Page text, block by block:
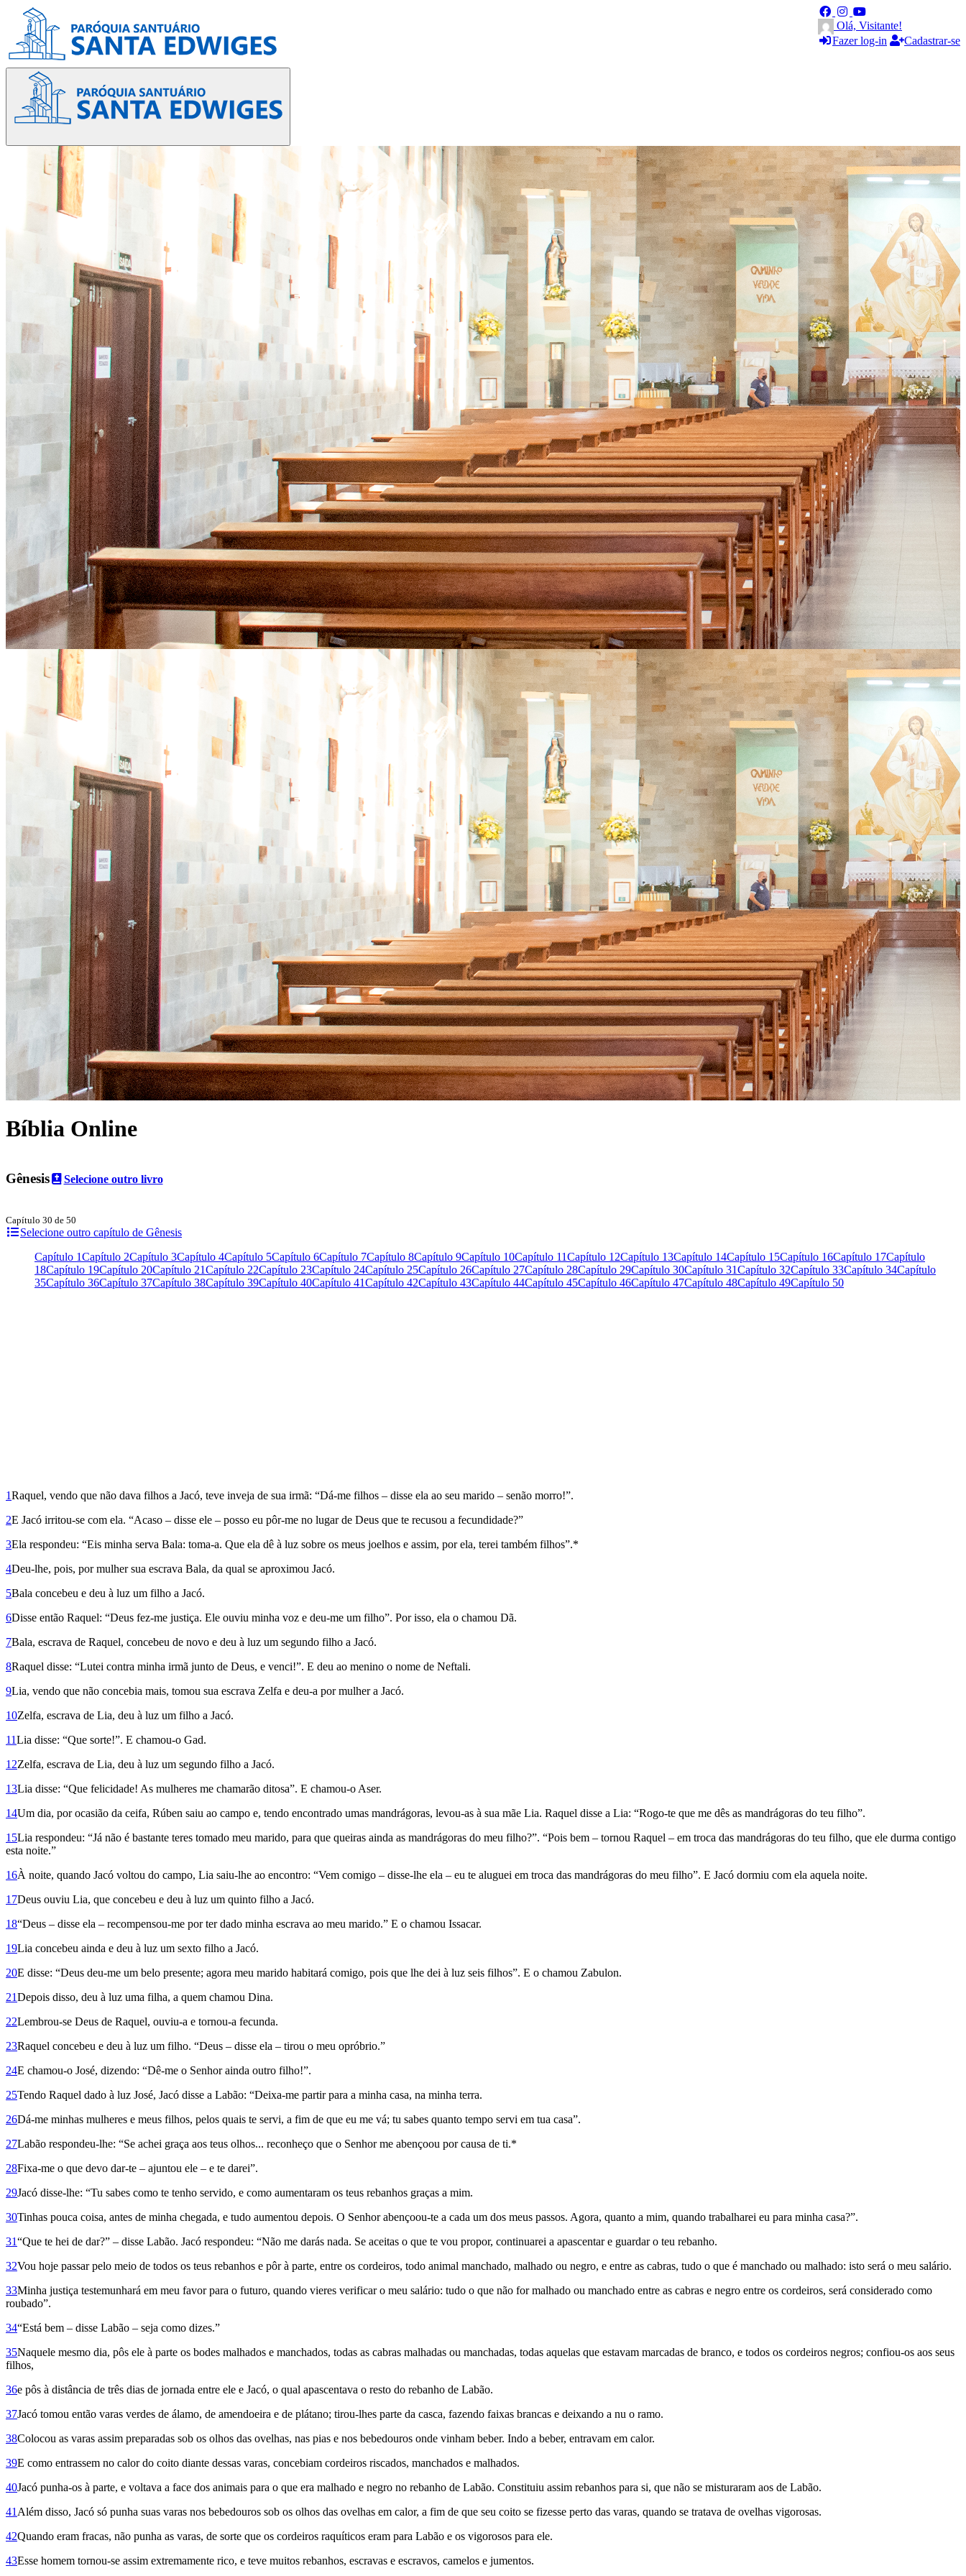
Olá, Visitante!
Fazer log-in
Cadastrar-se
Bíblia Online
Gênesis Selecione outro livro
Capítulo 30 de 50
Selecione outro capítulo de Gênesis
Capítulo 1Capítulo 2Capítulo 3Capítulo 4Capítulo 5Capítulo 6Capítulo 7Capítulo 8Capítulo 9Capítulo 10Capítulo 11Capítulo 12Capítulo 13Capítulo 14Capítulo 15Capítulo 16Capítulo 17Capítulo
18Capítulo 19Capítulo 20Capítulo 21Capítulo 22Capítulo 23Capítulo 24Capítulo 25Capítulo 26Capítulo 27Capítulo 28Capítulo 29Capítulo 30Capítulo 31Capítulo 32Capítulo 33Capítulo 34Capítulo
35Capítulo 36Capítulo 37Capítulo 38Capítulo 39Capítulo 40Capítulo 41Capítulo 42Capítulo 43Capítulo 44Capítulo 45Capítulo 46Capítulo 47Capítulo 48Capítulo 49Capítulo 50
1Raquel, vendo que não dava fi­lhos a Jacó, teve inveja de sua irmã: “Dá-me filhos – disse ela ao seu marido – senão morro!”.
2E Jacó irritou-se com ela. “Acaso – disse ele – posso eu pôr-me no lugar de Deus que te recusou a fecundidade?”
3Ela respondeu: “Eis minha serva Bala: toma-a. Que ela dê à luz sobre os meus joelhos e assim, por ela, terei também filhos”.*
4Deu-lhe, pois, por mu­lher sua escrava Bala, da qual se aproximou Jacó.
5Bala concebeu e deu à luz um filho a Jacó.
6Disse então Raquel: “Deus fez-me justiça. Ele ouviu minha voz e deu-me um filho”. Por isso, ela o chamou Dã.
7Bala, escrava de Raquel, concebeu de novo e deu à luz um segundo filho a Jacó.
8Raquel disse: “Lutei contra minha irmã junto de Deus, e venci!”. E deu ao menino o nome de Neftali.
9Lia, vendo que não concebia mais, tomou sua escrava Zelfa e deu-a por mulher a Jacó.
10Zelfa, escrava de Lia, deu à luz um filho a Jacó.
11Lia disse: “Que sorte!”. E chamou-o Gad.
12Zelfa, escrava de Lia, deu à luz um segundo filho a Jacó.
13Lia disse: “Que felicidade! As mulheres me chamarão ditosa”. E cha­mou-o Aser.
14Um dia, por ocasião da ceifa, Rúben saiu ao campo e, tendo encontrado umas mandrágoras, levou-as à sua mãe Lia. Raquel disse a Lia: “Rogo-te que me dês as mandrágoras do teu filho”.
15Lia res­pondeu: “Já não é bastante teres tomado meu marido, para que queiras ainda as mandrágoras do meu filho?”. “Pois bem – tornou Raquel – em troca das mandrágoras do teu filho, que ele durma contigo
esta noite.”
16À noite, quando Jacó voltou do campo, Lia saiu-lhe ao encontro: “Vem comigo – disse-lhe ela – eu te aluguei em troca das mandrágoras do meu filho”. E Jacó dormiu com ela aquela noite.
17Deus ouviu Lia, que concebeu e deu à luz um quinto filho a Jacó.
18“Deus – disse ela – recompensou-me por ter dado minha escrava ao meu marido.” E o chamou Issacar.
19Lia concebeu ainda e deu à luz um sexto filho a Jacó.
20E disse: “Deus deu-me um belo presente; agora meu marido habitará comigo, pois que lhe dei à luz seis filhos”. E o chamou Zabulon.
21Depois disso, deu à luz uma filha, a quem chamou Dina.
22Lembrou-se Deus de Raquel, ouviu-a e tornou-a fecunda.
23Raquel concebeu e deu à luz um filho. “Deus – disse ela – tirou o meu opróbrio.”
24E chamou-o José, dizendo: “Dê-me o Senhor ainda outro filho!”.
25Tendo Raquel dado à luz José, Jacó disse a Labão: “Deixa-me partir para a minha casa, na minha terra.
26Dá-me minhas mulheres e meus filhos, pelos quais te servi, a fim de que eu me vá; tu sabes quanto tempo servi em tua casa”.
27Labão respondeu-lhe: “Se achei graça aos teus olhos... reconheço que o Senhor me abençoou por causa de ti.*
28Fixa-me o que devo dar-te – ajuntou ele – e te darei”.
29Jacó disse-lhe: “Tu sabes como te tenho servido, e como aumentaram os teus reba­nhos graças a mim.
30Tinhas pouca coisa, antes de minha chegada, e tudo aumentou depois. O Senhor abençoou-te a cada um dos meus passos. Agora, quanto a mim, quando trabalharei eu para minha casa?”.
31“Que te hei de dar?” – disse Labão. Jacó respondeu: “Não me darás nada. Se aceitas o que te vou propor, conti­nuarei a apascentar e guardar o teu rebanho.
32Vou hoje passar pelo meio de todos os teus rebanhos e pôr à parte, entre os cordeiros, todo animal manchado, malhado ou negro, e entre as cabras, tudo o que é manchado ou malhado: isto será o meu salário.
33Minha justiça testemu­nhará em meu favor para o futuro, quando vieres verificar o meu salário: tudo o que não for malhado ou manchado entre as cabras e negro entre os cordeiros, será considerado como
roubado”.
34“Está bem – disse Labão – seja como dizes.”
35Naquele mesmo dia, pôs ele à parte os bodes ma­lhados e manchados, todas as cabras malhadas ou manchadas, todas aquelas que estavam marcadas de branco, e todos os cordeiros negros; confiou-os aos seus
filhos,
36e pôs à distância de três dias de jornada entre ele e Jacó, o qual apascentava o resto do rebanho de Labão.
37Jacó tomou então varas verdes de álamo, de amendoeira e de plátano; tirou-lhes parte da casca, fazendo faixas brancas e deixando a nu o ramo.
38Colocou as varas assim preparadas sob os olhos das ovelhas, nas pias e nos bebedouros onde vinham beber. Indo a beber, entravam em calor.
39E como entrassem no calor do coito diante dessas varas, concebiam­ cordeiros riscados, manchados e malhados.
40Jacó punha-os à parte, e voltava a face dos animais para o que era malhado e negro no rebanho de Labão. Constituiu assim rebanhos para si, que não se misturaram aos de Labão.
41 Além disso, Jacó só punha suas varas nos bebedouros sob os olhos das ovelhas em calor, a fim de que seu coito se fizesse perto das varas, quando se tratava de ovelhas vigorosas.
42Quando eram fracas, não punha as varas, de sorte que os cordeiros raquíticos eram para Labão e os vigorosos para ele.
43Esse homem tornou-se assim extremamente rico, e teve muitos rebanhos, escravas e escravos, camelos e jumentos.